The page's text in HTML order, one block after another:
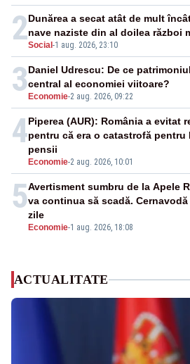
2Social -1 aug. 2026, 23:10
Dunărea a secat atât de mult
nave naziste din al doilea război
3 Economie-2 aug. 2026, 09:22
Daniel Udrescu: De ce
central al economiei viitoare?
4
Economie-2 aug. 2026, 10:01
Piperea (AUR): România a evitat
pentru că era o catastrofă
pensii
5
Economie-1 aug. 2026, 18:08
Avertisment sumbru de la Apele
va continua să scadă.
zile
ACTUALITATE